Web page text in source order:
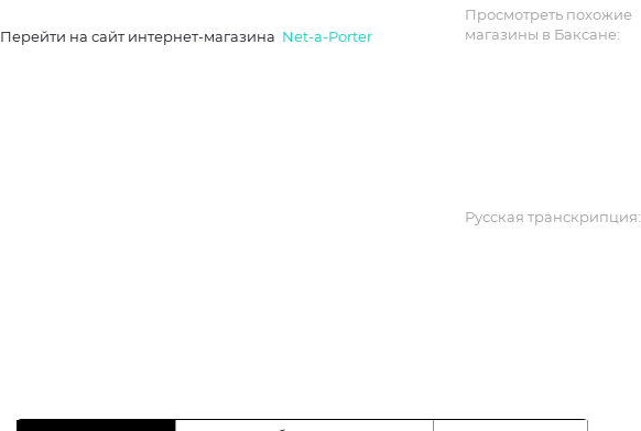
Перейти на сайт интернет-магазина Net-a-Porter
Просмотреть похожие
магазины в Баксане:
Русская транскрипция: